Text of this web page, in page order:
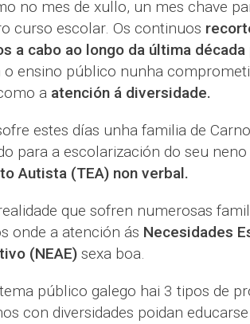
no mes de xullo, un mes chave
curso escolar. Os continuos
a cabo ao longo da última
o ensino público nunha
a atención á diversidade.
estes días unha familia de
para a escolarización do seu
Autista (TEA) non verbal.
que sofren numerosas
onde a atención ás Necesidades
(NEAE) sexa boa.
público galego hai 3 tipos de
con diversidades poidan